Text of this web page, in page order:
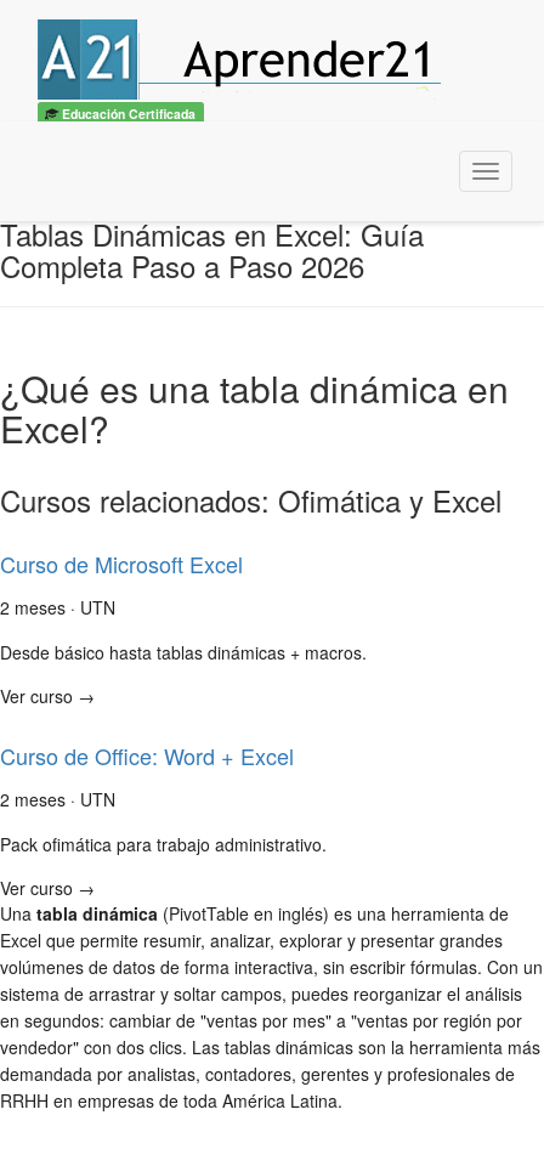
Educación Certificada
Menu
Tablas Dinámicas en Excel: Guía
Completa Paso a Paso 2026
¿Qué es una tabla dinámica en
Excel?
Cursos relacionados: Ofimática y Excel
Curso de Microsoft Excel
2 meses · UTN
Desde básico hasta tablas dinámicas + macros.
Ver curso →
Curso de Office: Word + Excel
2 meses · UTN
Pack ofimática para trabajo administrativo.
Ver curso →
Una tabla dinámica (PivotTable en inglés) es una herramienta de
Excel que permite resumir, analizar, explorar y presentar grandes
volúmenes de datos de forma interactiva, sin escribir fórmulas. Con un
sistema de arrastrar y soltar campos, puedes reorganizar el análisis
en segundos: cambiar de "ventas por mes" a "ventas por región por
vendedor" con dos clics. Las tablas dinámicas son la herramienta más
demandada por analistas, contadores, gerentes y profesionales de
RRHH en empresas de toda América Latina.